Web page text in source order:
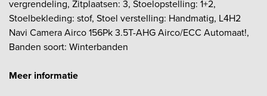
vergrendeling, Zitplaatsen: 3, Stoelopstelling: 1+2,
Stoelbekleding: stof, Stoel verstelling: Handmatig, L4H2
Navi Camera Airco 156Pk 3.5T-AHG Airco/ECC Automaat!,
Banden soort: Winterbanden
Meer informatie